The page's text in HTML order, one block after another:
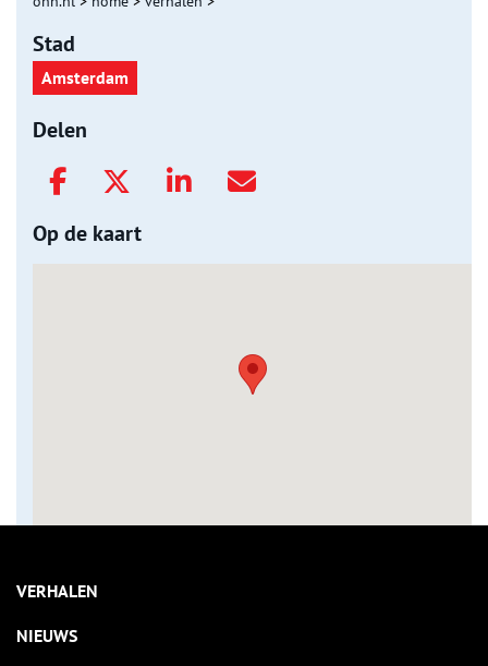
Stad
Amsterdam
Delen
Op de kaart
VERHALEN
NIEUWS